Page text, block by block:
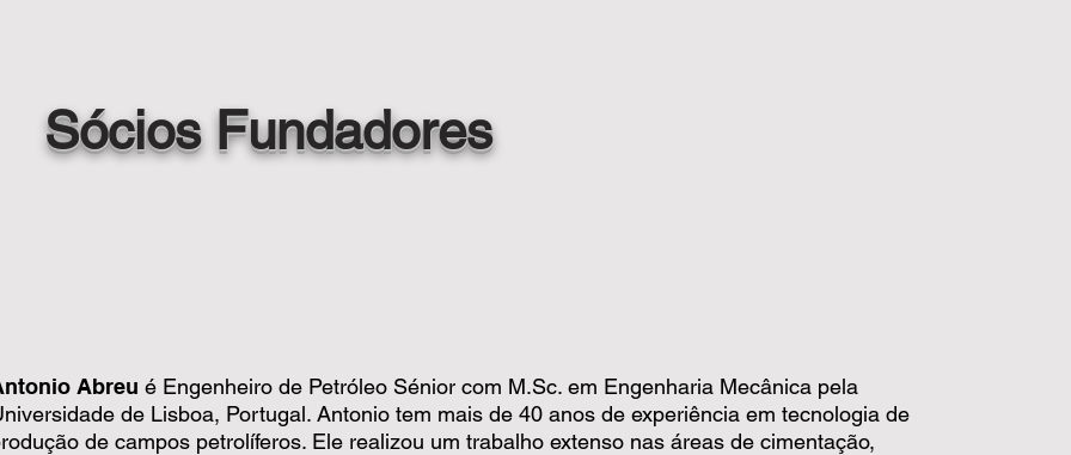
Sócios Fundadores
Abreu é Engenheiro de Petróleo Sénior com M.Sc. em Engenharia Mecânica pela
de Lisboa, Portugal. Antonio tem mais de 40 anos de experiência em tecnologia de
de campos petrolíferos. Ele realizou um trabalho extenso nas áreas de cimentação,